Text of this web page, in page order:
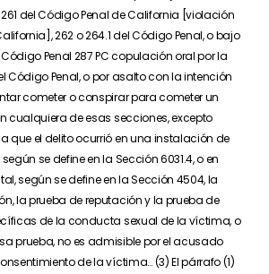
del Código Penal de California [violación
262 o 264.1 del Código Penal, o bajo
Penal 287 PC copulación oral por la
Código Penal, o por asalto con la intención
cometer o conspirar para cometer un
cualquiera de esas secciones, excepto
que el delito ocurrió en una instalación de
se define en la Sección 6031.4, o en
según se define en la Sección 4504, la
la prueba de reputación y la prueba de
de la conducta sexual de la víctima, o
prueba, no es admisible por el acusado
de la víctima… (3) El párrafo (1)